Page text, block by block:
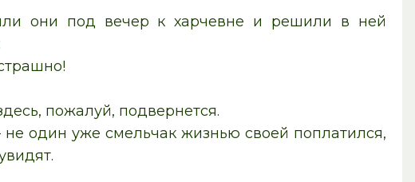
они под вечер к харчевне и решили в ней
пожалуй, подвернется.
один уже смельчак жизнью своей поплатился,